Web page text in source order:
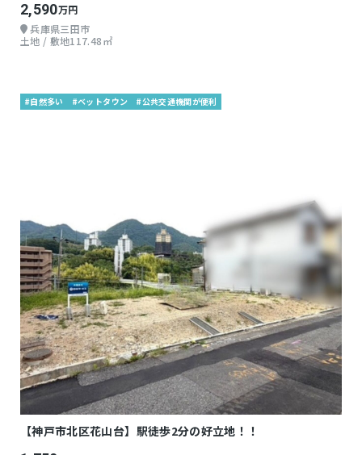
2,590万円
兵庫県三田市
土地 / 敷地117.48㎡
#自然多い #ベットタウン #公共交通機関が便利
【神戸市北区花山台】駅徒歩2分の好立地！！